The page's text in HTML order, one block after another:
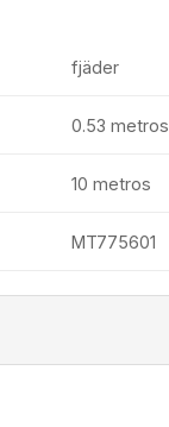
fjäder
0.53 metros
10 metros
MT775601